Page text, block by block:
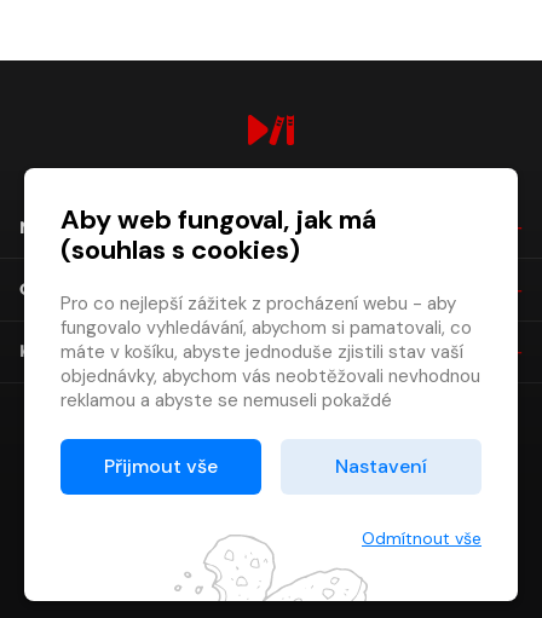
NÁKUP
O SPOLEČNOSTI
KONTAKT
Aby web fungoval, jak má
(souhlas s cookies)
Pro co nejlepší zážitek z procházení webu - aby
fungovalo vyhledávání, abychom si pamatovali, co
máte v košíku, abyste jednoduše zjistili stav vaší
objednávky, abychom vás neobtěžovali nevhodnou
reklamou a abyste se nemuseli pokaždé
Proto od vás potřebujeme souhlas se
zpracováním souborů cookies
Děkujeme, že nám ho dáte a pomůžete nám tak
Přijmout vše Nastavení
Odmítnout vše